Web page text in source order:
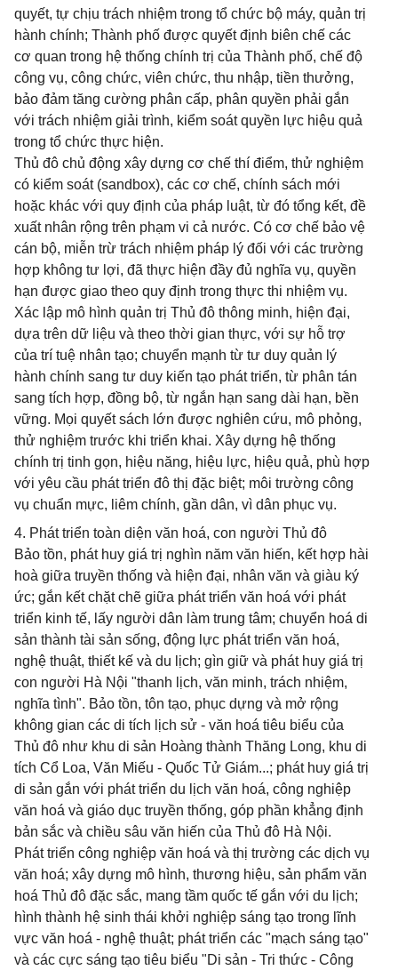
quyết, tự chịu trách nhiệm trong tổ chức bộ máy, quản trị
hành chính; Thành phố được quyết định biên chế các
cơ quan trong hệ thống chính trị của Thành phố, chế độ
công vụ, công chức, viên chức, thu nhập, tiền thưởng,
bảo đảm tăng cường phân cấp, phân quyền phải gắn
với trách nhiệm giải trình, kiểm soát quyền lực hiệu quả
trong tổ chức thực hiện.
Thủ đô chủ động xây dựng cơ chế thí điểm, thử nghiệm
có kiểm soát (sandbox), các cơ chế, chính sách mới
hoặc khác với quy định của pháp luật, từ đó tổng kết, đề
xuất nhân rộng trên phạm vi cả nước. Có cơ chế bảo vệ
cán bộ, miễn trừ trách nhiệm pháp lý đối với các trường
hợp không tư lợi, đã thực hiện đầy đủ nghĩa vụ, quyền
hạn được giao theo quy định trong thực thi nhiệm vụ.
Xác lập mô hình quản trị Thủ đô thông minh, hiện đại,
dựa trên dữ liệu và theo thời gian thực, với sự hỗ trợ
của trí tuệ nhân tạo; chuyển mạnh từ tư duy quản lý
hành chính sang tư duy kiến tạo phát triển, từ phân tán
sang tích hợp, đồng bộ, từ ngắn hạn sang dài hạn, bền
vững. Mọi quyết sách lớn được nghiên cứu, mô phỏng,
thử nghiệm trước khi triển khai. Xây dựng hệ thống
chính trị tinh gọn, hiệu năng, hiệu lực, hiệu quả, phù hợp
với yêu cầu phát triển đô thị đặc biệt; môi trường công
vụ chuẩn mực, liêm chính, gần dân, vì dân phục vụ.
4. Phát triển toàn diện văn hoá, con người Thủ đô
Bảo tồn, phát huy giá trị nghìn năm văn hiến, kết hợp hài
hoà giữa truyền thống và hiện đại, nhân văn và giàu ký
ức; gắn kết chặt chẽ giữa phát triển văn hoá với phát
triển kinh tế, lấy người dân làm trung tâm; chuyển hoá di
sản thành tài sản sống, động lực phát triển văn hoá,
nghệ thuật, thiết kế và du lịch; gìn giữ và phát huy giá trị
con người Hà Nội "thanh lịch, văn minh, trách nhiệm,
nghĩa tình". Bảo tồn, tôn tạo, phục dựng và mở rộng
không gian các di tích lịch sử - văn hoá tiêu biểu của
Thủ đô như khu di sản Hoàng thành Thăng Long, khu di
tích Cổ Loa, Văn Miếu - Quốc Tử Giám...; phát huy giá trị
di sản gắn với phát triển du lịch văn hoá, công nghiệp
văn hoá và giáo dục truyền thống, góp phần khẳng định
bản sắc và chiều sâu văn hiến của Thủ đô Hà Nội.
Phát triển công nghiệp văn hoá và thị trường các dịch vụ
văn hoá; xây dựng mô hình, thương hiệu, sản phẩm văn
hoá Thủ đô đặc sắc, mang tầm quốc tế gắn với du lịch;
hình thành hệ sinh thái khởi nghiệp sáng tạo trong lĩnh
vực văn hoá - nghệ thuật; phát triển các "mạch sáng tạo"
và các cực sáng tạo tiêu biểu "Di sản - Tri thức - Công